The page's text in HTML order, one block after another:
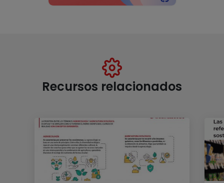
Recursos relacionados